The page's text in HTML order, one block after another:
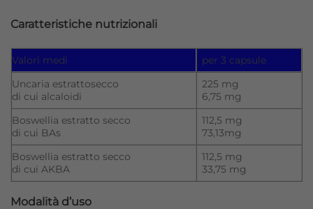
Caratteristiche nutrizionali
Valori medi
per 3 capsule
Uncaria estrattosecco
di cui alcaloidi
225 mg
6,75 mg
Boswellia estratto secco
di cui BAs
112,5 mg
73,13mg
Boswellia estratto secco
di cui AKBA
112,5 mg
33,75 mg
Modalità d’uso